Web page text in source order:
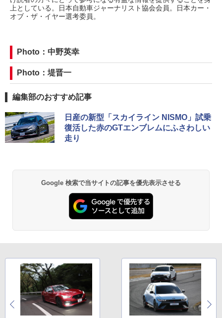
上としている。日本自動車ジャーナリスト協会会員。日本カー・
オブ・ザ・イヤー選考委員。
Photo：中野英幸
Photo：堤晋一
編集部のおすすめ記事
日産の新型「スカイライン NISMO」試乗
復活した赤のGTエンブレムにふさわしい
走り
Google 検索で当サイトの記事を優先表示させる